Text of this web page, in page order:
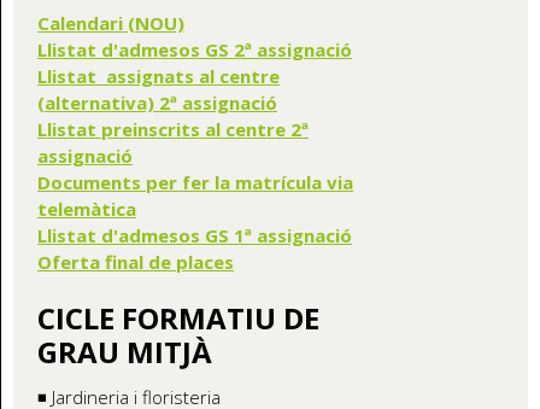
Calendari (NOU)
Llistat d'admesos GS 2ª assignació
Llistat assignats al centre
(alternativa) 2ª assignació
Llistat preinscrits al centre 2ª
assignació
Documents per fer la matrícula via
telemàtica
Llistat d'admesos GS 1ª assignació
Oferta final de places
CICLE FORMATIU DE
GRAU MITJÀ
◾ Jardineria i floristeria